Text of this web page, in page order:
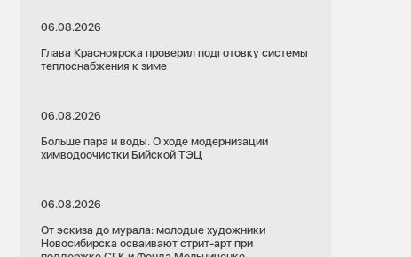
06.08.2026
Глава Красноярска проверил подготовку системы
теплоснабжения к зиме
06.08.2026
Больше пара и воды. О ходе модернизации
химводоочистки Бийской ТЭЦ
06.08.2026
От эскиза до мурала: молодые художники
Новосибирска осваивают стрит-арт при